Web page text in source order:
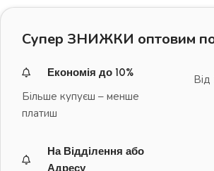
Супер ЗНИЖКИ оптовим
Економія до 10%
Більше купуєш – менше
платиш
Від
На Відділення або
Адресу